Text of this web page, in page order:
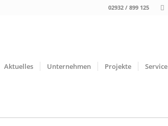
02932 / 899 125
Aktuelles Unternehmen Projekte Service